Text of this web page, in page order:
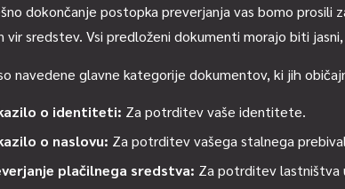
dokončanje postopka preverjanja vas bomo
vir sredstev. Vsi predloženi dokumenti morajo biti
navedene glavne kategorije dokumentov, ki jih
o identiteti: Za potrditev vaše identitete.
o naslovu: Za potrditev vašega stalnega
plačilnega sredstva: Za potrditev lastništva